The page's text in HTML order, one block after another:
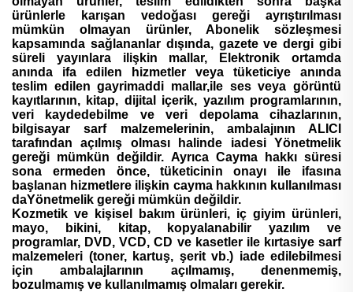
ürünlerle karışan vedoğası gereği ayrıştırılması
mümkün olmayan ürünler, Abonelik sözleşmesi
kapsamında sağlananlar dışında, gazete ve dergi gibi
süreli yayınlara ilişkin mallar, Elektronik ortamda
anında ifa edilen hizmetler veya tüketiciye anında
teslim edilen gayrimaddi mallar,ile ses veya görüntü
kayıtlarının, kitap, dijital içerik, yazılım programlarının,
veri kaydedebilme ve veri depolama cihazlarının,
bilgisayar sarf malzemelerinin, ambalajının ALICI
tarafından açılmış olması halinde iadesi Yönetmelik
gereği mümkün değildir. Ayrıca Cayma hakkı süresi
sona ermeden önce, tüketicinin onayı ile ifasına
başlanan hizmetlere ilişkin cayma hakkının kullanılması
daYönetmelik gereği mümkün değildir.
Kozmetik ve kişisel bakım ürünleri, iç giyim ürünleri,
mayo, bikini, kitap, kopyalanabilir yazılım ve
programlar, DVD, VCD, CD ve kasetler ile kırtasiye sarf
malzemeleri (toner, kartuş, şerit vb.) iade edilebilmesi
için ambalajlarının açılmamış, denenmemiş,
bozulmamış ve kullanılmamış olmaları gerekir.